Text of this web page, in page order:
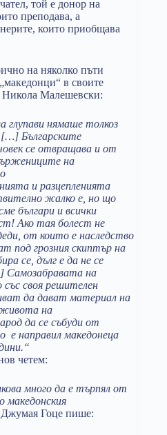
той е донор на
преподава, а
които приобщава
на няколко пъти
в своите
Малешевски:
глупави нямаше толкоз
[…] Българските
се отвращава и от
на
и разцепленията
жалко е, но що
българи и всички
Ако тая болест не
от които е наследство
под грозния скиптър на
се, дълг е да не се
Самозабравата на
своя решителен
да дават материал на
на
да се събуди от
е направил македонеца
четем:
много да е търпял от
македонския
Джумая Гоце пише: